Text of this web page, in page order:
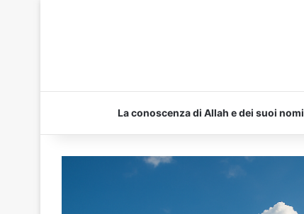
La conoscenza di Allah e dei suoi nomi